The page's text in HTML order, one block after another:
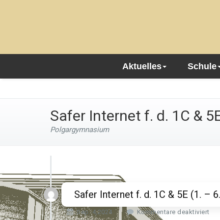
Aktuelles Schule
Safer Internet f. d. 1C &
Polgargymnasium
Safer Internet f. d. 1C & 5E (1. –
Sep. 4,2024 Kommentare deaktiviert